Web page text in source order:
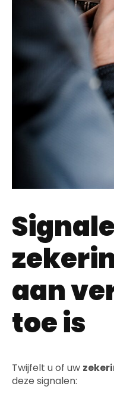
aan
toe is
Twijfelt u of uw
deze signalen: